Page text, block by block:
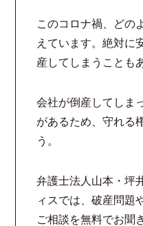
お知らせ
弁護士ブログ
法律相談コラム
このコロナ禍、どの
えています。絶対に
産してしまうことも
会社が倒産してしま
があるため、守れる
う。
弁護士法人山本・坪
ィスでは、破産問題
ご相談を無料でお聞